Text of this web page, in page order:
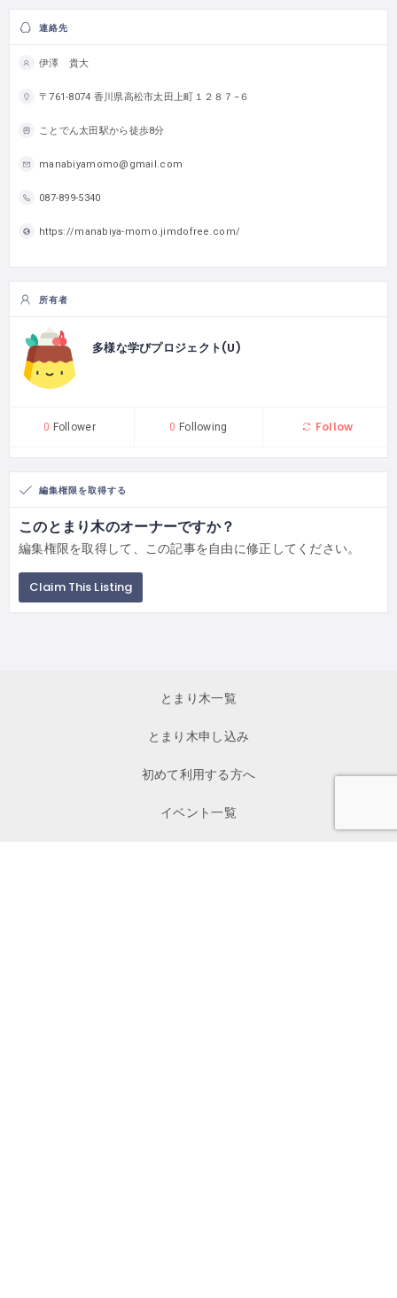
連絡先
伊澤 貴大
〒761-8074 香川県高松市太田上町１２８７−６
ことでん太田駅から徒歩8分
manabiyamomo@gmail.com
087-899-5340
https://manabiya-momo.jimdofree.com/
所有者
多様な学びプロジェクト(U)
0 Follower 0 Following Follow
編集権限を取得する
このとまり木のオーナーですか？
編集権限を取得して、この記事を自由に修正してください。
Claim This Listing
とまり木一覧
とまり木申し込み
初めて利用する方へ
イベント一覧